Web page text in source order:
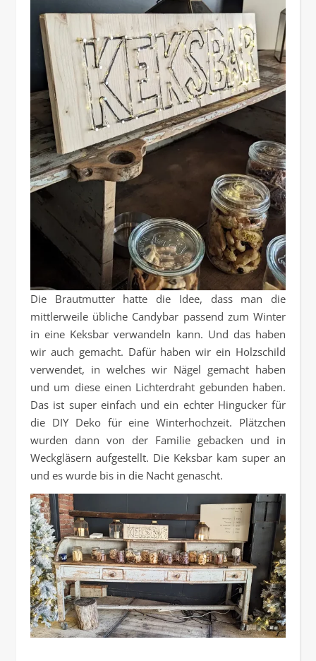
Die Brautmutter hatte die Idee, dass man die
mittlerweile übliche Candybar passend zum Winter
in eine Keksbar verwandeln kann. Und das haben
wir auch gemacht. Dafür haben wir ein Holzschild
verwendet, in welches wir Nägel gemacht haben
und um diese einen Lichterdraht gebunden haben.
Das ist super einfach und ein echter Hingucker für
die DIY Deko für eine Winterhochzeit. Plätzchen
wurden dann von der Familie gebacken und in
Weckgläsern aufgestellt. Die Keksbar kam super an
und es wurde bis in die Nacht genascht.